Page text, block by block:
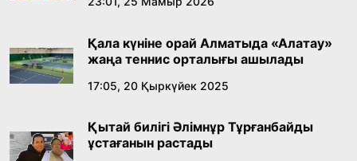
Қала күніне орай Алматыда «Алатау»
жаңа теннис орталығы ашылады
17:05, 20 Қыркүйек 2025
Қытай билігі Әлімнұр Тұрғанбайды
ұстағанын растады